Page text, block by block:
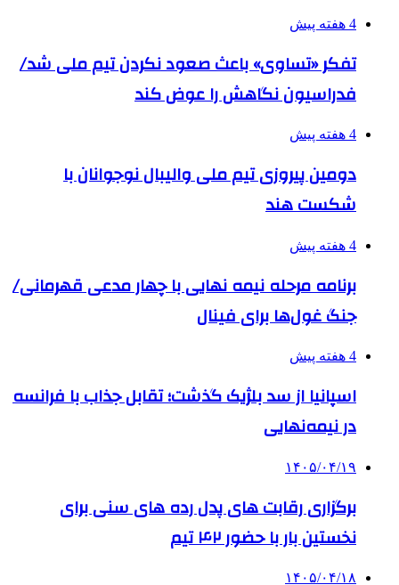
4 هفته پیش
تفکر «تساوی» باعث صعود نکردن تیم ملی شد/
فدراسیون نگاهش را عوض کند
4 هفته پیش
دومین پیروزی تیم ملی والیبال نوجوانان با
شکست هند
4 هفته پیش
برنامه مرحله نیمه نهایی با چهار مدعی قهرمانی/
جنگ غول‌ها برای فینال
4 هفته پیش
اسپانیا از سد بلژیک گذشت؛ تقابل جذاب با فرانسه
در نیمه‌نهایی
۱۴۰۵/۰۴/۱۹
برگزاری رقابت های پدل رده های سنی برای
نخستین بار با حضور ۴۲ تیم
۱۴۰۵/۰۴/۱۸